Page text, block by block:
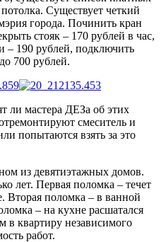
Существует четкий
города. Починить кран
стояк – 170 рублей в час,
– 190 рублей, подключить
700 рублей.
ли мастера ДЕЗа об этих
смеситель и
попытаются взять за это
из девятиэтажных домов.
лет. Первая поломка – течет
Вторая поломка – в ванной
– на кухне расшатался
в квартиру независимого
работ.